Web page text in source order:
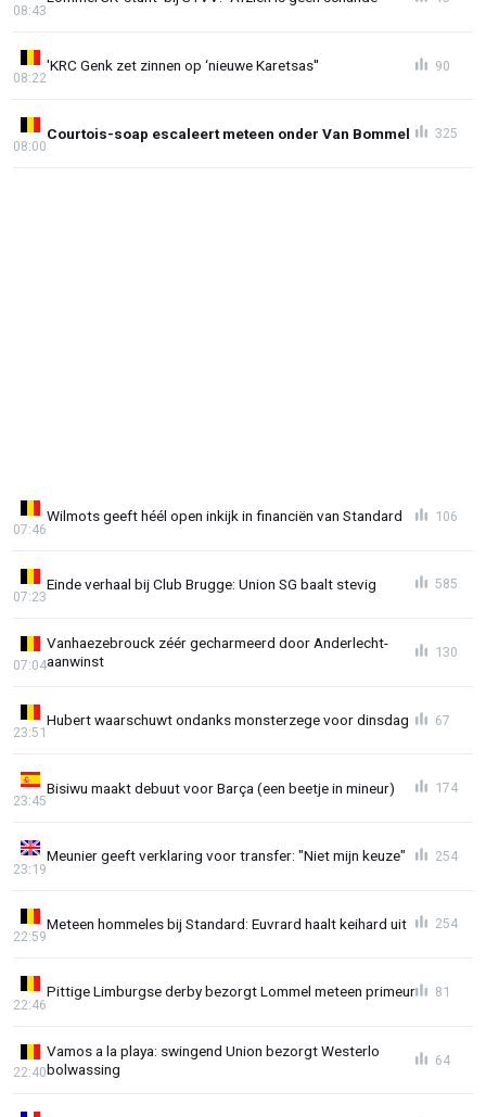
08:43
'KRC Genk zet zinnen op ‘nieuwe Karetsas''
08:22
90
Courtois-soap escaleert meteen onder Van Bommel
08:00
325
Wilmots geeft héél open inkijk in financiën van Standard
07:46
106
Einde verhaal bij Club Brugge: Union SG baalt stevig
07:23
585
Vanhaezebrouck zéér gecharmeerd door Anderlecht-
aanwinst
07:04
130
Hubert waarschuwt ondanks monsterzege voor dinsdag
23:51
67
Bisiwu maakt debuut voor Barça (een beetje in mineur)
23:45
174
Meunier geeft verklaring voor transfer: "Niet mijn keuze"
23:19
254
Meteen hommeles bij Standard: Euvrard haalt keihard uit
22:59
254
Pittige Limburgse derby bezorgt Lommel meteen primeur
22:46
81
Vamos a la playa: swingend Union bezorgt Westerlo
bolwassing
22:40
64